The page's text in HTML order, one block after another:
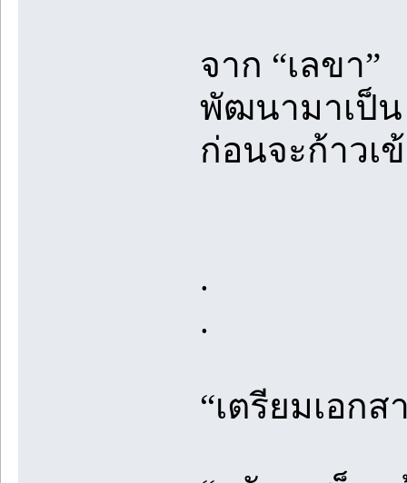
จาก “เลขา”
พัฒนามาเป็น
ก่อนจะก้าวเ
.
.
“เตรียมเอก